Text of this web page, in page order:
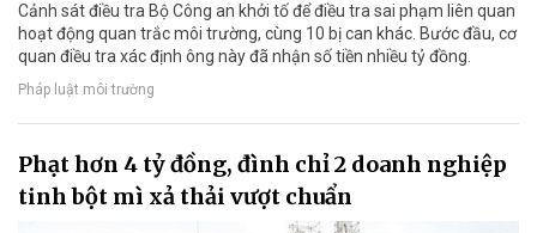
Cảnh sát điều tra Bộ Công an khởi tố để điều tra sai phạm liên quan
hoạt động quan trắc môi trường, cùng 10 bị can khác. Bước đầu, cơ
quan điều tra xác định ông này đã nhận số tiền nhiều tỷ đồng.
Pháp luật môi trường
Phạt hơn 4 tỷ đồng, đình chỉ 2 doanh nghiệp
tinh bột mì xả thải vượt chuẩn